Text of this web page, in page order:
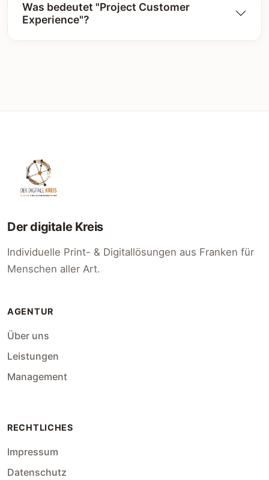
Was bedeutet "Project Customer
Experience"?
Der digitale Kreis
Individuelle Print- & Digitallösungen aus Franken für
Menschen aller Art.
AGENTUR
Über uns
Leistungen
Management
RECHTLICHES
Impressum
Datenschutz